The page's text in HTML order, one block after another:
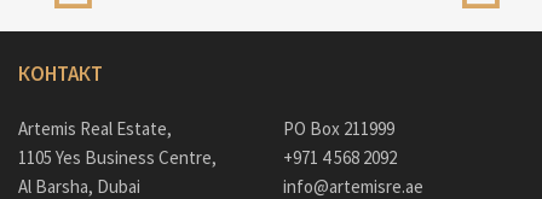
КОНТАКТ
Artemis Real Estate,
1105 Yes Business Centre,
Al Barsha, Dubai
PO Box 211999
+971 4 568 2092
info@artemisre.ae